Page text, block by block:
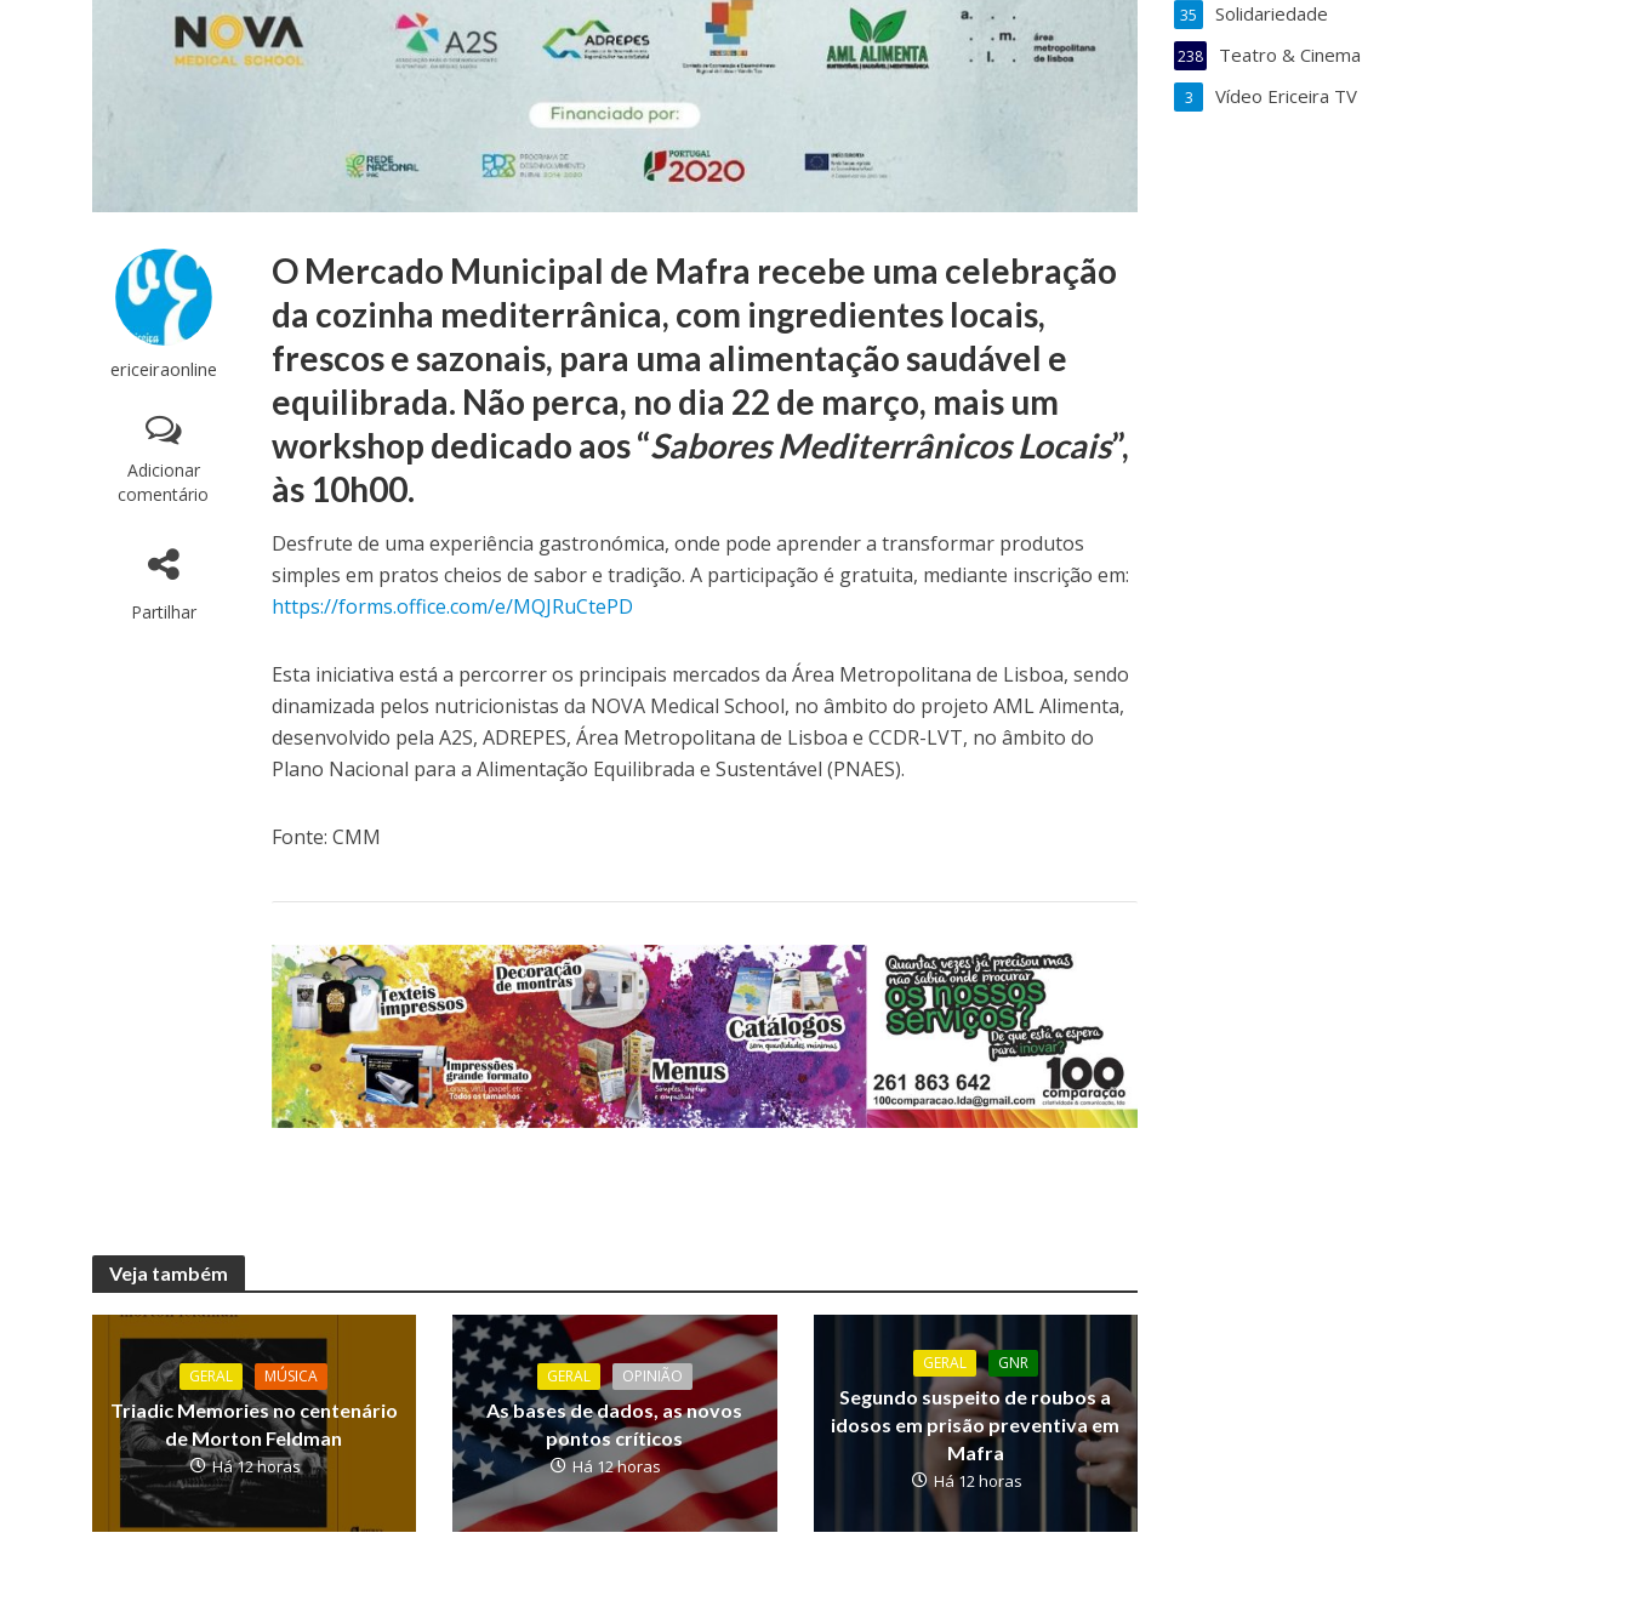
ericeiraonline
Adicionar
comentário
Partilhar
O Mercado Municipal de Mafra recebe uma celebração
da cozinha mediterrânica, com ingredientes locais,
frescos e sazonais, para uma alimentação saudável e
equilibrada. Não perca, no dia 22 de março, mais um
workshop dedicado aos “Sabores Mediterrânicos Locais”,
às 10h00.
Desfrute de uma experiência gastronómica, onde pode aprender a transformar produtos
simples em pratos cheios de sabor e tradição. A participação é gratuita, mediante inscrição em:
https://forms.office.com/e/MQJRuCtePD
Esta iniciativa está a percorrer os principais mercados da Área Metropolitana de Lisboa, sendo
dinamizada pelos nutricionistas da NOVA Medical School, no âmbito do projeto AML Alimenta,
desenvolvido pela A2S, ADREPES, Área Metropolitana de Lisboa e CCDR-LVT, no âmbito do
Plano Nacional para a Alimentação Equilibrada e Sustentável (PNAES).
Fonte: CMM
Veja também
GERAL MÚSICA
Triadic Memories no centenário
de Morton Feldman
Há 12 horas
GERAL OPINIÃO
As bases de dados, as novos
pontos críticos
Há 12 horas
GERAL GNR
Segundo suspeito de roubos a
idosos em prisão preventiva em
Mafra
Há 12 horas
Solidariedade
35
Teatro & Cinema
238
Vídeo Ericeira TV
3